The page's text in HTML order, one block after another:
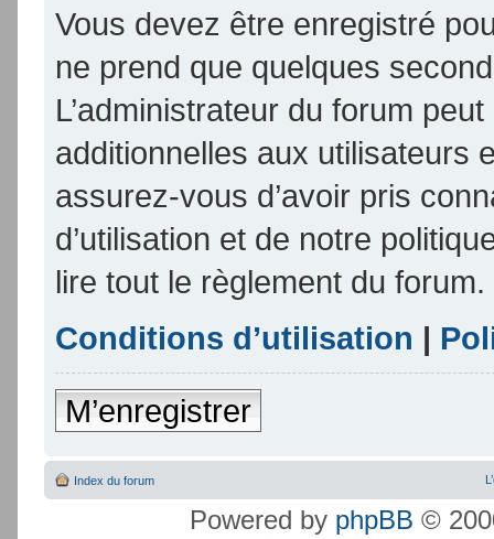
Vous devez être enregistré
ne prend que quelques
L’administrateur du forum
additionnelles aux utilisateurs
assurez-vous d’avoir pris
d’utilisation et de notre
lire tout le règlement du forum.
Conditions d’utilisation |
M’enregistrer
Index du forum
Powered by phpBB ©